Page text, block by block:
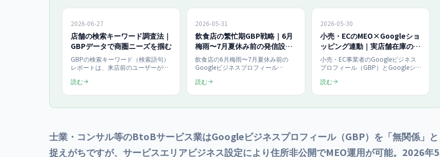
2026-06-27
店舗の検索キーワード調査法｜
GBPデータで商圏ニーズを掴む
GBPの検索キーワード（検索語句）
レポートは、来店前のユーザーが実
る商圏調査データです。
内に来店。検索語句の見方・4分類
掴み方を解説します。
読む
2026-05-31
飲食店の繁忙期GBP戦略｜6月
梅雨〜7月夏休み前の発信設計
【2026年5月最新】
飲食店の6月梅雨〜7月夏休み前の
Googleビジネスプロフィール
全解説。梅雨の客足減対策、夏休み
ールなど業態別の集客投稿テンプレ
読む
2026-05-30
小売・ECのMEO×Googleショ
ッピング連動｜実店舗在庫の表
示設定【2026年5月最新】
小売・EC事業者のGoogleビジネス
プロフィール（GBP）とGoogleシ
完全解説。実店舗在庫のリアルタイ
売上+72%実証データまで店舗オー
読む
士業・コンサル等のBtoBサービス業はGoogleビジネスプロフィール（GBP）を「無関係」と
捉えがちですが、サービスエリアビジネス設定により住所非公開でMEO運用が可能。2026年5